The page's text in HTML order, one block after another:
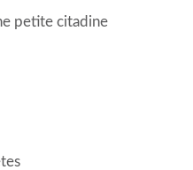
petite citadine